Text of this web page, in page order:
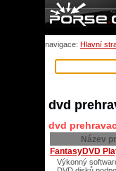
navigace: Hlavní
dvd
dvd
Název
FantasyDVD
Výkonný